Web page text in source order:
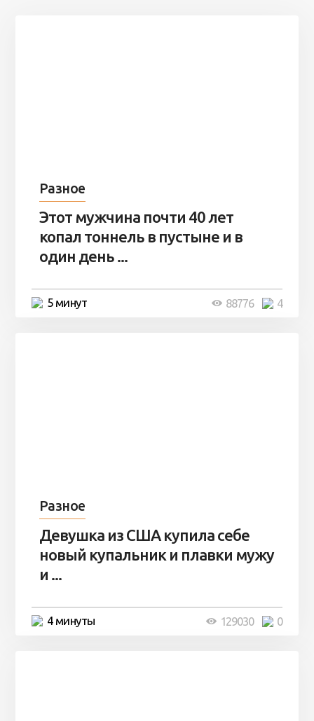
Разное
Этот мужчина почти 40 лет
копал тоннель в пустыне и в
один день ...
5 минут 4
88776
Разное
Девушка из США купила себе
новый купальник и плавки мужу
и ...
4 минуты 0
129030